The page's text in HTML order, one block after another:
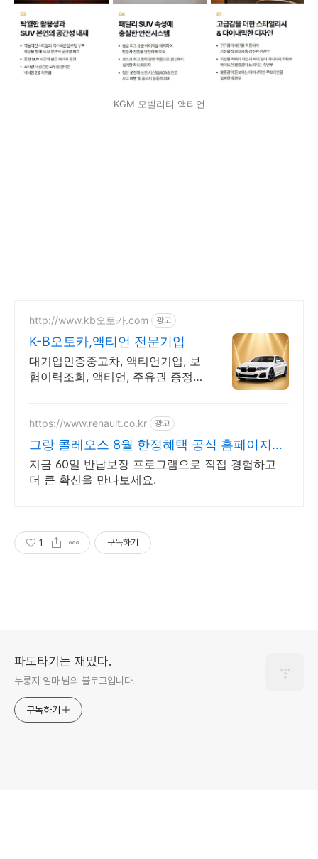
KGM 모빌리티 액티언
http://www.kb오토카.com 광고
K-B오토카,액티언 전문기업
대기업인증중고차, 액티언기업, 보
험이력조회, 액티언, 주유권 증정
율, 24시간실매물전산연동
https://www.renault.co.kr 광고
그랑 콜레오스 8월 한정혜택 공식 홈페이지에
서 만나보세요
지금 60일 반납보장 프로그램으로 직접 경험하고
더 큰 확신을 만나보세요.
1 구독하기
파도타기는 재밌다.
누룽지 엄마 님의 블로그입니다.
구독하기